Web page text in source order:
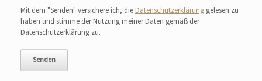
Mit dem "Senden" versichere ich, die Datenschutzerklärung gelesen zu
haben und stimme der Nutzung meiner Daten gemäß der
Datenschutzerklärung zu.